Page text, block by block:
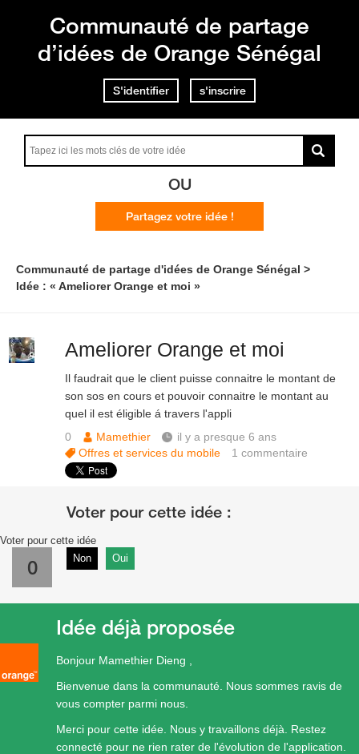
Communauté de partage
d’idées de Orange Sénégal
S'identifier s'inscrire
OU
Partagez votre idée !
Communauté de partage d'idées de Orange Sénégal
Idée : « Ameliorer Orange et moi »
Ameliorer Orange et moi
Il faudrait que le client puisse connaitre le montant de
son sos en cours et pouvoir connaitre le montant au
quel il est éligible á travers l'appli
0
Mamethier
il y a presque 6 ans
Offres et services du mobile
1commentaire
Voter pour cette idée
0 Non Oui
Bonjour Mamethier Dieng ,
Bienvenue dans la communauté. Nous sommes ravis de
vous compter parmi nous.
Merci pour cette idée. Nous y travaillons déjà. Restez
connecté pour ne rien rater de l'évolution de l'application.
Idée déjà proposée